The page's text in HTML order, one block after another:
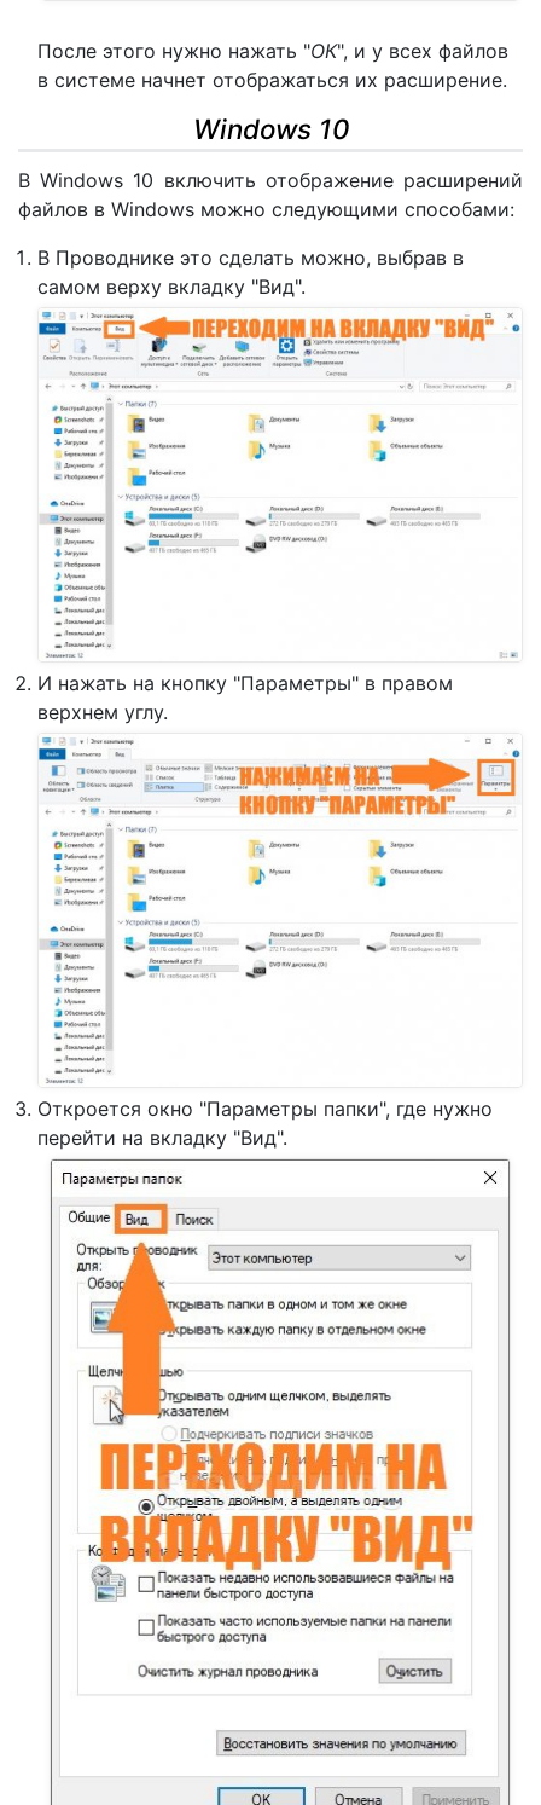
После этого нужно нажать "ОК", и у всех файлов
в системе начнет отображаться их расширение.
Windows 10
В Windows 10 включить отображение расширений
файлов в Windows можно следующими способами:
В Проводнике это сделать можно, выбрав в
самом верху вкладку "Вид".
И нажать на кнопку "Параметры" в правом
верхнем углу.
Откроется окно "Параметры папки", где нужно
перейти на вкладку "Вид".